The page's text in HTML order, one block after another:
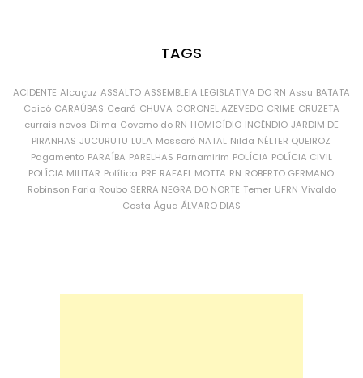
TAGS
ACIDENTE Alcaçuz ASSALTO ASSEMBLEIA LEGISLATIVA DO RN Assu BATATA
Caicó CARAÚBAS Ceará CHUVA CORONEL AZEVEDO CRIME CRUZETA
currais novos Dilma Governo do RN HOMICÍDIO INCÊNDIO JARDIM DE
PIRANHAS JUCURUTU LULA Mossoró NATAL Nilda NÉLTER QUEIROZ
Pagamento PARAÍBA PARELHAS Parnamirim POLÍCIA POLÍCIA CIVIL
POLÍCIA MILITAR Política PRF RAFAEL MOTTA RN ROBERTO GERMANO
Robinson Faria Roubo SERRA NEGRA DO NORTE Temer UFRN Vivaldo
Costa Água ÁLVARO DIAS